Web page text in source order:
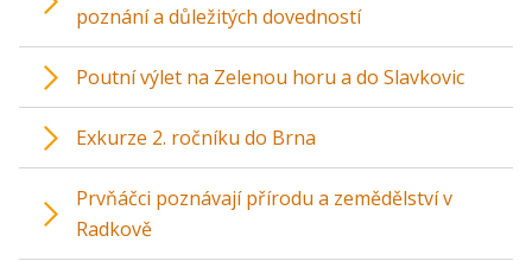
poznání a důležitých dovedností
Poutní výlet na Zelenou horu a do Slavkovic
Exkurze 2. ročníku do Brna
Prvňáčci poznávají přírodu a zemědělství v
Radkově